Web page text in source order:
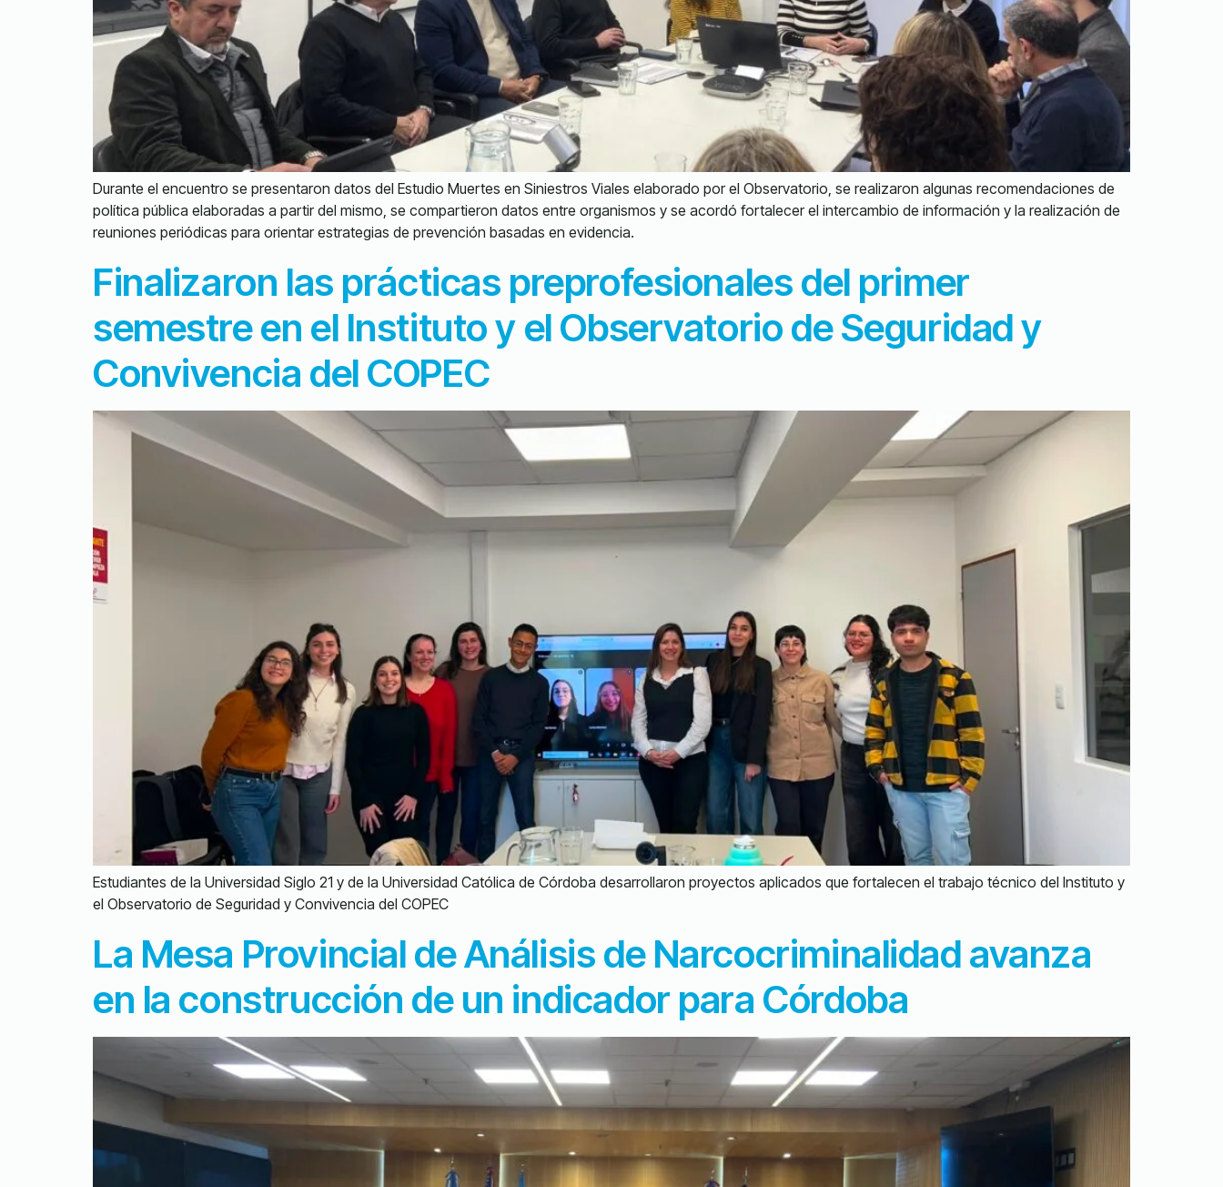
Durante el encuentro se presentaron datos del Estudio Muertes en Siniestros Viales elaborado por el Observatorio, se realizaron algunas recomendaciones de
política pública elaboradas a partir del mismo, se compartieron datos entre organismos y se acordó fortalecer el intercambio de información y la realización de
reuniones periódicas para orientar estrategias de prevención basadas en evidencia.
Finalizaron las prácticas preprofesionales del primer
semestre en el Instituto y el Observatorio de Seguridad y
Convivencia del COPEC
Estudiantes de la Universidad Siglo 21 y de la Universidad Católica de Córdoba desarrollaron proyectos aplicados que fortalecen el trabajo técnico del Instituto y
el Observatorio de Seguridad y Convivencia del COPEC
La Mesa Provincial de Análisis de Narcocriminalidad avanza
en la construcción de un indicador para Córdoba